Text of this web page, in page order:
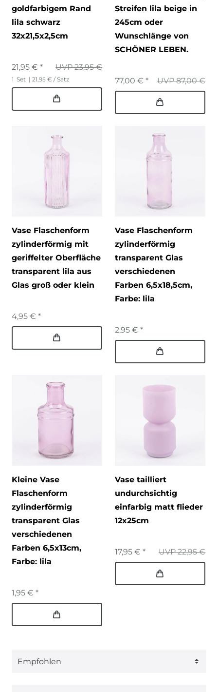
goldfarbigem Rand
lila schwarz
32x21,5x2,5cm
UVP 23,95 €
21,95 € *
1 Set | 21,95 € / Satz
Streifen lila beige in
245cm oder
Wunschlänge von
SCHÖNER LEBEN.
UVP 87,00 €
77,00 € *
Vase Flaschenform
zylinderförmig mit
geriffelter Oberfläche
transparent lila aus
Glas groß oder klein
4,95 € *
Vase Flaschenform
zylinderförmig
transparent Glas
verschiedenen
Farben 6,5x18,5cm,
Farbe: lila
2,95 € *
Kleine Vase
Flaschenform
zylinderförmig
transparent Glas
verschiedenen
Farben 6,5x13cm,
Farbe: lila
1,95 € *
Vase tailliert
undurchsichtig
einfarbig matt flieder
12x25cm
UVP 22,95 €
17,95 € *